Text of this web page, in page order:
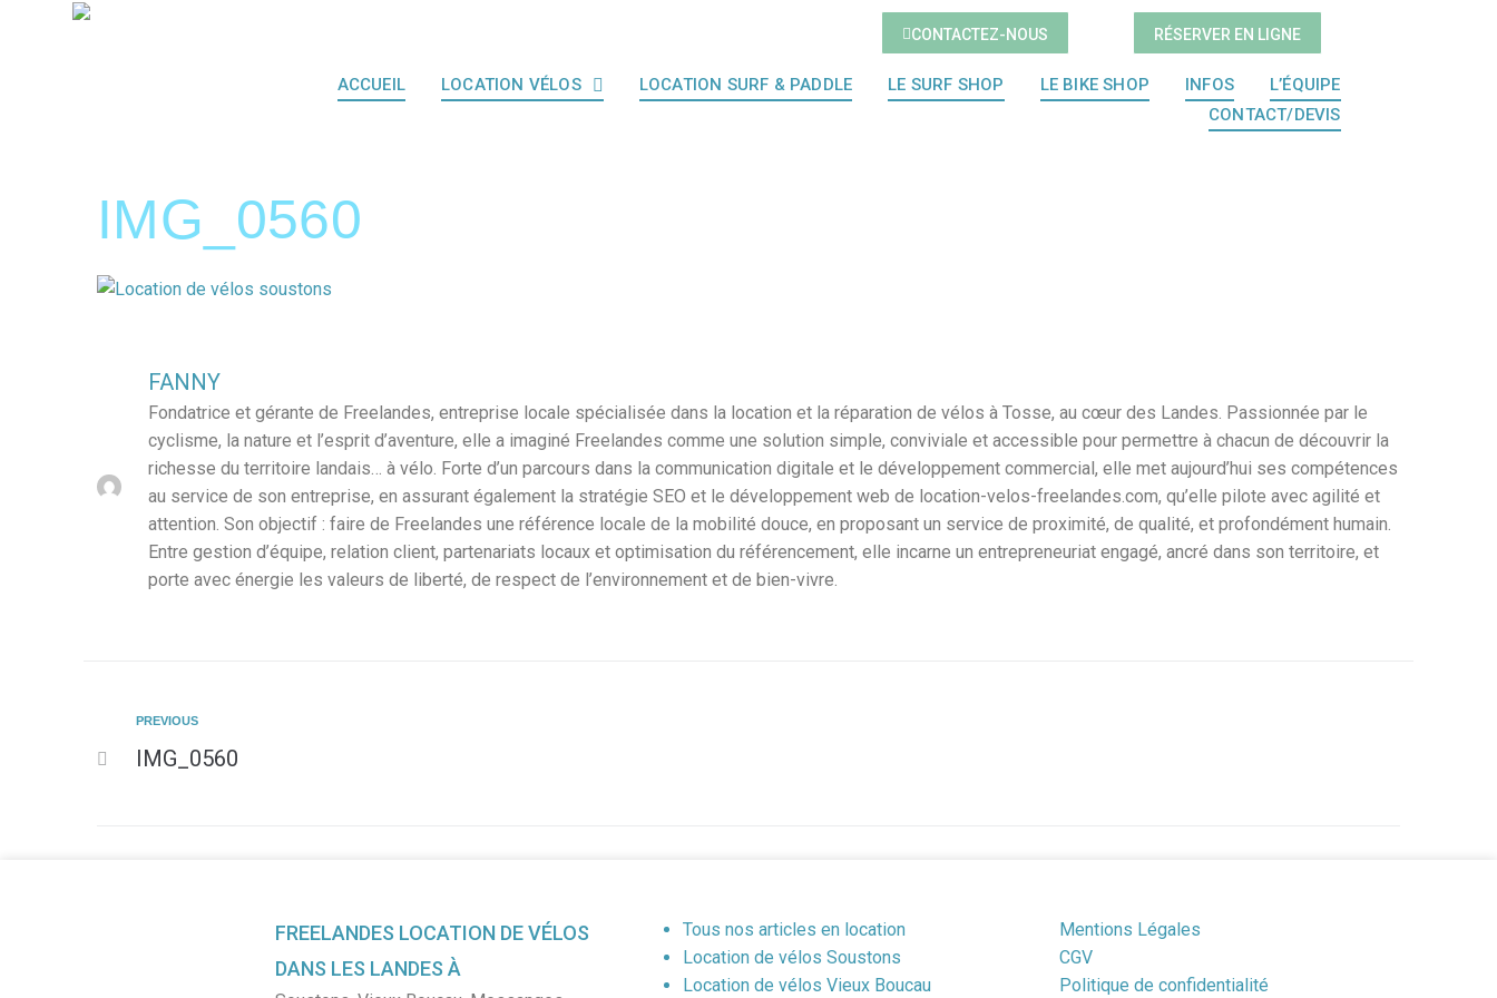
CONTACTEZ-NOUS RÉSERVER EN LIGNE
ACCUEIL LOCATION VÉLOS LOCATION SURF & PADDLE LE SURF SHOP LE BIKE SHOP INFOS
L’ÉQUIPE
CONTACT/DEVIS
IMG_0560
FANNY
Fondatrice et gérante de Freelandes, entreprise locale spécialisée dans la location et la réparation de vélos à Tosse, au cœur des Landes. Passionnée par le
cyclisme, la nature et l’esprit d’aventure, elle a imaginé Freelandes comme une solution simple, conviviale et accessible pour permettre à chacun de découvrir la
richesse du territoire landais… à vélo. Forte d’un parcours dans la communication digitale et le développement commercial, elle met aujourd’hui ses compétences
au service de son entreprise, en assurant également la stratégie SEO et le développement web de location-velos-freelandes.com, qu’elle pilote avec agilité et
attention. Son objectif : faire de Freelandes une référence locale de la mobilité douce, en proposant un service de proximité, de qualité, et profondément humain.
Entre gestion d’équipe, relation client, partenariats locaux et optimisation du référencement, elle incarne un entrepreneuriat engagé, ancré dans son territoire, et
porte avec énergie les valeurs de liberté, de respect de l’environnement et de bien-vivre.
PREVIOUS
IMG_0560
FREELANDES LOCATION DE VÉLOS
DANS LES LANDES À
Tous nos articles en location
Location de vélos Soustons
Location de vélos Vieux Boucau
Mentions Légales
CGV
Politique de confidentialité